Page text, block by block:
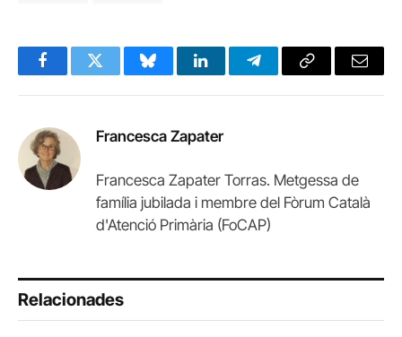
FacebookTwitter BlueskyLinkedInTelegramCopy
Email
Francesca Zapater
Francesca Zapater Torras. Metgessa de
família jubilada i membre del Fòrum Català
d'Atenció Primària (FoCAP)
Relacionades